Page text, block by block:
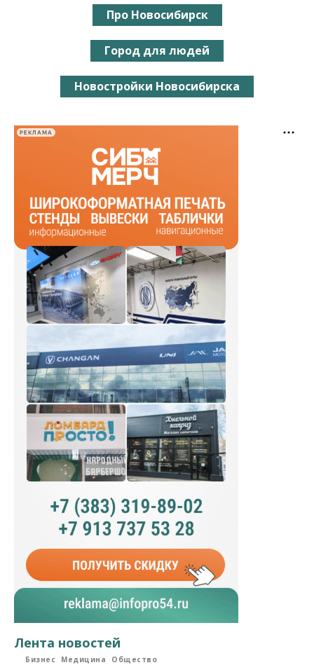
Про Новосибирск
Город для людей
Новостройки Новосибирска
РЕКЛАМА
Лента новостей
Бизнес Медицина Общество